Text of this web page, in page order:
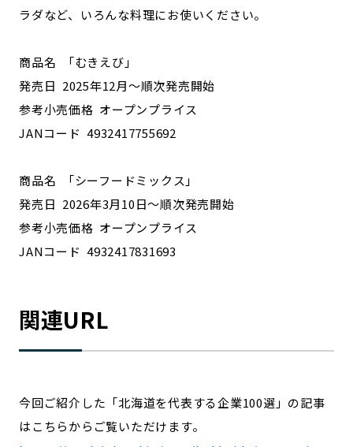
ラダなど、いろんな料理にお使いください。
商品名 「むきえび」
発売日 2025年12月～順次発売開始
参考小売価格 オープンプライス
JANコード 4932417755692
商品名 「シーフードミックス」
発売日 2026年3月10日～順次発売開始
参考小売価格 オープンプライス
JANコード 4932417831693
関連URL
今回ご紹介した「北海道を代表する企業100選」の記事
はこちらからご覧いただけます。